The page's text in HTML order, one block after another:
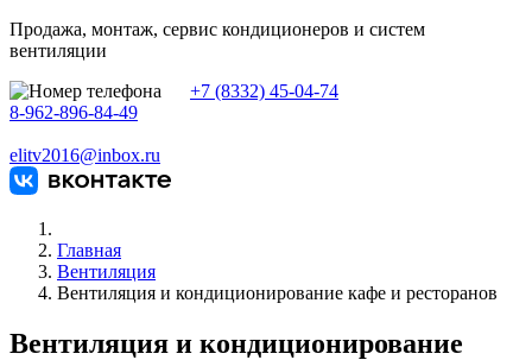
Продажа, монтаж, сервис кондиционеров и систем
вентиляции
+7 (8332) 45-04-74
8-962-896-84-49
elitv2016@inbox.ru
Главная
Вентиляция
Вентиляция и кондиционирование кафе и ресторанов
Вентиляция и кондиционирование